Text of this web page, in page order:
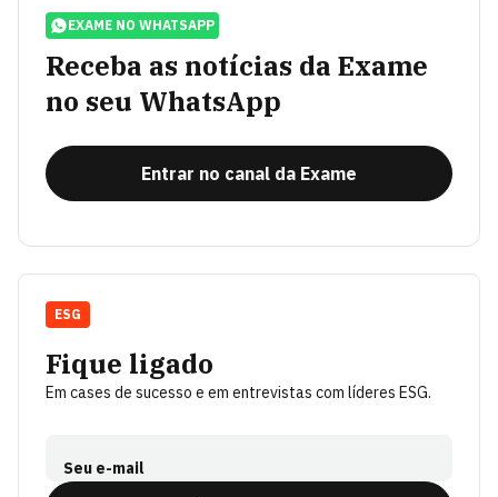
EXAME NO WHATSAPP
Receba as notícias da Exame
no seu WhatsApp
Entrar no canal da Exame
Fique ligado
Em cases de sucesso e em entrevistas com líderes ESG.
Seu e-mail
ESG